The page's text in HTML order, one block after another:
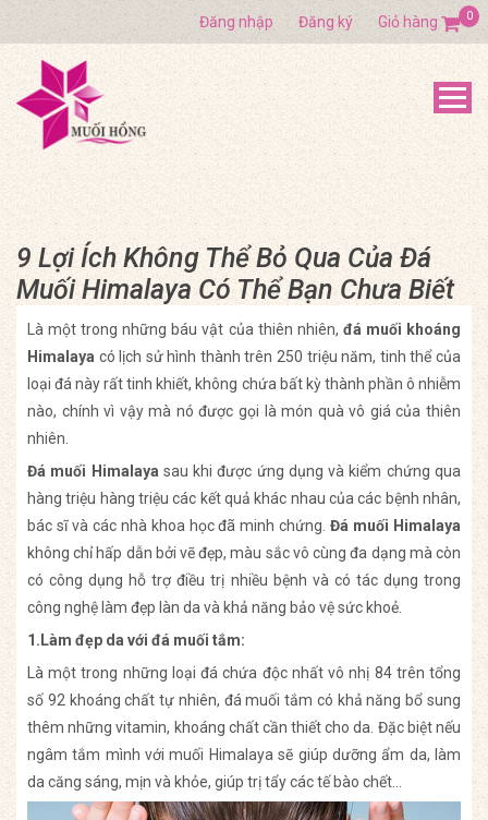
Đăng nhập Đăng ký Giỏ hàng 0
9 Lợi Ích Không Thể Bỏ Qua Của Đá
Muối Himalaya Có Thể Bạn Chưa Biết
Là một trong những báu vật của thiên nhiên, đá muối khoáng
Himalaya có lịch sử hình thành trên 250 triệu năm, tinh thể của
loại đá này rất tinh khiết, không chứa bất kỳ thành phần ô nhiễm
nào, chính vì vậy mà nó được gọi là món quà vô giá của thiên
nhiên.
Đá muối Himalaya sau khi được ứng dụng và kiểm chứng qua
hàng triệu hàng triệu các kết quả khác nhau của các bệnh nhân,
bác sĩ và các nhà khoa học đã minh chứng.Đá muối Himalaya
không chỉ hấp dẫn bởi vẽ đẹp, màu sắc vô cùng đa dạng mà còn
có công dụng hỗ trợ điều trị nhiều bệnh và có tác dụng trong
công nghệ làm đẹp làn da và khả năng bảo vệ sức khoẻ.
1.Làm đẹp da với đá muối tắm:
Là một trong những loại đá chứa độc nhất vô nhị 84 trên tổng
số 92 khoáng chất tự nhiên, đá muối tắm có khả năng bổ sung
thêm những vitamin, khoáng chất cần thiết cho da. Đặc biệt nếu
ngâm tắm mình với muối Himalaya sẽ giúp dưỡng ẩm da, làm
da căng sáng, mịn và khỏe, giúp trị tẩy các tế bào chết…